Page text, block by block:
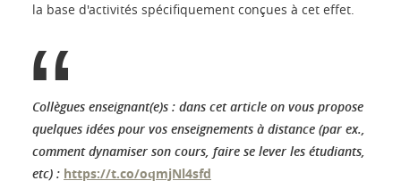
la base d'activités spécifiquement conçues à cet effet.
Collègues enseignant(e)s : dans cet article on vous propose
quelques idées pour vos enseignements à distance (par ex.,
comment dynamiser son cours, faire se lever les étudiants,
etc) : https://t.co/oqmjNl4sfd